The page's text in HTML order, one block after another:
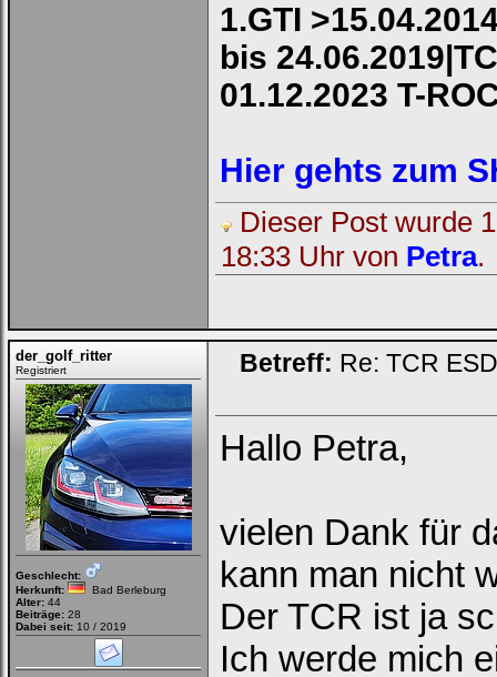
1.GTI
bis
01.12.2023 T-
Hier gehts zum
Dieser Post wurde
18:33 Uhr von Petra.
der_golf_ritter
Registriert
Geschlecht:
Herkunft:
Bad Berleburg
Alter: 44
Beiträge: 28
Dabei seit: 10 / 2019
Betreff: Re: TCR
Hallo Petra,
vielen Dank für
kann man nicht
Der TCR ist ja
Ich werde mich